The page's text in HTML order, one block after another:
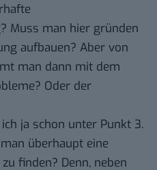
Muss man hier gründen
aufbauen? Aber von
man dann mit dem
Oder der
ja schon unter Punkt 3.
überhaupt eine
finden? Denn, neben